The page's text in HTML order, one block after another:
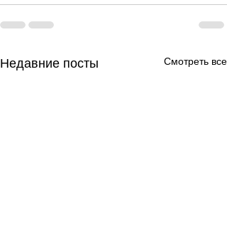
Недавние посты Смотреть все